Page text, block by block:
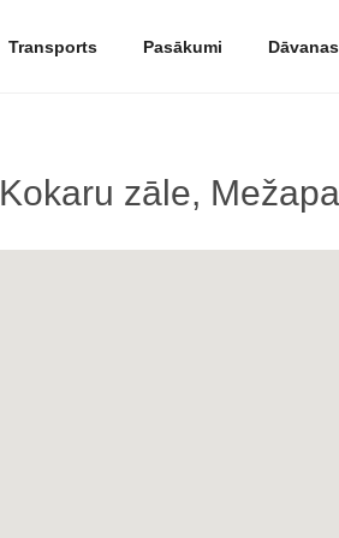
Transports Pasākumi Dāvanas
Kokaru zāle,